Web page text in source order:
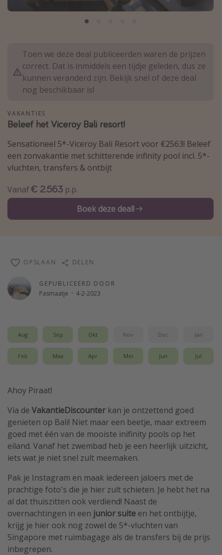
Thailand
Madeira
Egypte
Type vakantie
Overzicht
Weekendje weg
Autoverhuur
Vroegboeker
Groepsreizen
Vakantieparken
Rondreizen
Meer onderwerpen
Reiskalender
25 beste pretparken
Beste keukens ter wereld
Disneyland Parijs
Strandvakantie in Italië
Strandvakantie in Nederland
All inclusive vakantie in Griekenland
Toen we deze deal publiceerden waren de prijzen
correct. Dat is inmiddels een tijdje geleden, dus ze
kunnen veranderd zijn. Bekijk snel of deze deal
nog beschikbaar is!
VAKANTIES
Beleef het Viceroy Bali resort!
Sensationeel 5*-Viceroy Bali Resort voor €2563! Beleef
een zonvakantie met schitterende infinity pool incl. 5*-
vluchten, transfers & ontbijt
Vanaf€ 2.563 p.p.
Boek deze deal!
GEPUBLICEERD DOOR
Pasmaatje · 4-2-2023
OPSLAAN DELEN
Aug Sep Okt Nov Dec Jan
Feb Maa Apr Mei Jun Jul
Ahoy Piraat!
Via de VakantieDiscounter kan je ontzettend goed
genieten op Bali! Niet maar een beetje, maar extreem
goed met één van de mooiste inifinity pools op het
eiland. Vanaf het zwembad heb je een heerlijk uitzicht,
iets wat je niet snel zult meemaken.
Pak je Instagram en maak iedereen jaloers met de
prachtige foto's die je hier zult schieten. Je hebt het na
al dat thuiszitten ook verdiend! Naast de
overnachtingen in een junior suite en het ontbijtje,
krijg je hier ook nog zowel de 5*-vluchten van
Singapore met ruimbagage als de transfers bij de prijs
inbegrepen.